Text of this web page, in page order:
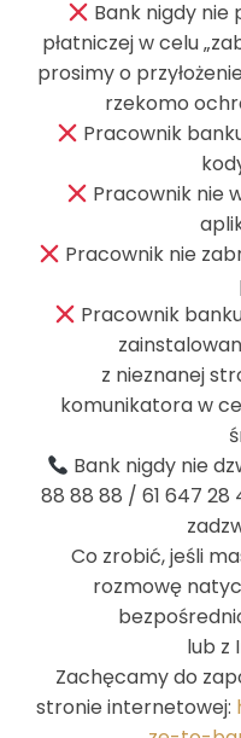
Promocje
InoBank
Bank Spółdzielczy
ul. Solankowa 11
Bank nigdy nie
płatniczej w celu
prosimy o
rzekomo
Pracownik
Pracownik nie
Pracownik nie
Pracownik
z nieznanej
komunikatora w
Bank nigdy nie
88 88 88 / 61 647 28
Co zrobić, jeśli
rozmowę
lub z
Zachęcamy do
stronie internetowej: